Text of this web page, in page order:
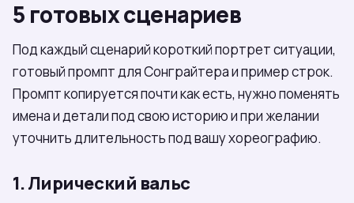
5 готовых сценариев
Под каждый сценарий короткий портрет ситуации,
готовый промпт для Сонграйтера и пример строк.
Промпт копируется почти как есть, нужно поменять
имена и детали под свою историю и при желании
уточнить длительность под вашу хореографию.
1. Лирический вальс